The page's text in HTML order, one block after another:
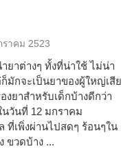
ราคม 2523
ยาต่างๆ ทั้งที่น่าใช้ ไม่น่า
มักจะเป็นยาของผู้ใหญ่เสีย
งยาสำหรับเด็กบ้างดีกว่า
นวันที่ 12 มกราคม
ที่เพิ่งผ่านไปสดๆ ร้อนๆใน
ขวดบ้าง ...